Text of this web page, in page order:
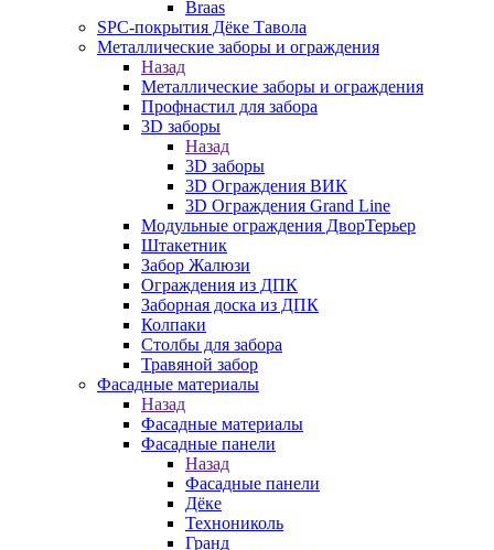
Braas
SPC-покрытия Дёке Тавола
Металлические заборы и ограждения
Назад
Металлические заборы и ограждения
Профнастил для забора
3D заборы
Назад
3D заборы
3D Ограждения ВИК
3D Ограждения Grand Line
Модульные ограждения ДворТерьер
Штакетник
Забор Жалюзи
Ограждения из ДПК
Заборная доска из ДПК
Колпаки
Столбы для забора
Травяной забор
Фасадные материалы
Назад
Фасадные материалы
Фасадные панели
Назад
Фасадные панели
Дёке
Технониколь
Гранд